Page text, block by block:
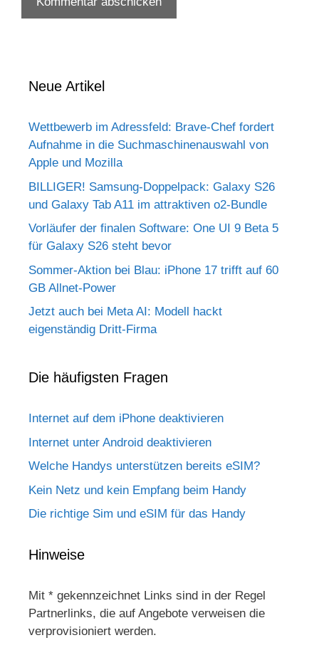
Neue Artikel
Wettbewerb im Adressfeld: Brave-Chef fordert
Aufnahme in die Suchmaschinenauswahl von
Apple und Mozilla
BILLIGER! Samsung-Doppelpack: Galaxy S26
und Galaxy Tab A11 im attraktiven o2-Bundle
Vorläufer der finalen Software: One UI 9 Beta 5
für Galaxy S26 steht bevor
Sommer-Aktion bei Blau: iPhone 17 trifft auf 60
GB Allnet-Power
Jetzt auch bei Meta AI: Modell hackt
eigenständig Dritt-Firma
Die häufigsten Fragen
Internet auf dem iPhone deaktivieren
Internet unter Android deaktivieren
Welche Handys unterstützen bereits eSIM?
Kein Netz und kein Empfang beim Handy
Die richtige Sim und eSIM für das Handy
Hinweise
Mit * gekennzeichnet Links sind in der Regel
Partnerlinks, die auf Angebote verweisen die
verprovisioniert werden.